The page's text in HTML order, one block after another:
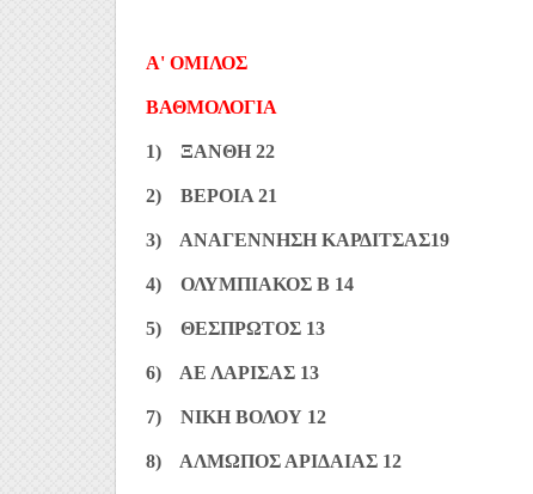
Α' ΟΜΙΛΟΣ
ΒΑΘΜΟΛΟΓΙΑ
1) ΞΑΝΘΗ 22
2) ΒΕΡΟΙΑ 21
3) ΑΝΑΓΕΝΝΗΣΗ ΚΑΡΔΙΤΣΑΣ19
4) ΟΛΥΜΠΙΑΚΟΣ Β 14
5) ΘΕΣΠΡΩΤΟΣ 13
6) ΑΕ ΛΑΡΙΣΑΣ 13
7) ΝΙΚΗ ΒΟΛΟΥ 12
8) ΑΛΜΩΠΟΣ ΑΡΙΔΑΙΑΣ 12